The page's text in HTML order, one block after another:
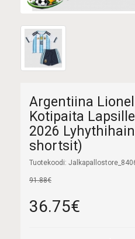
Argentiina
Kotipaita
2026
shortsit)
Tuotekoodi:
91.88€
36.75€